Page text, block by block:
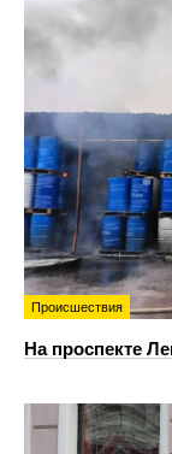
Происшествия
На проспекте